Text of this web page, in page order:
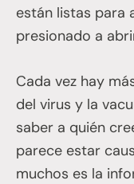
están listas para
presionado a
Cada vez hay
del virus y la
saber a quién
parece estar
muchos es la